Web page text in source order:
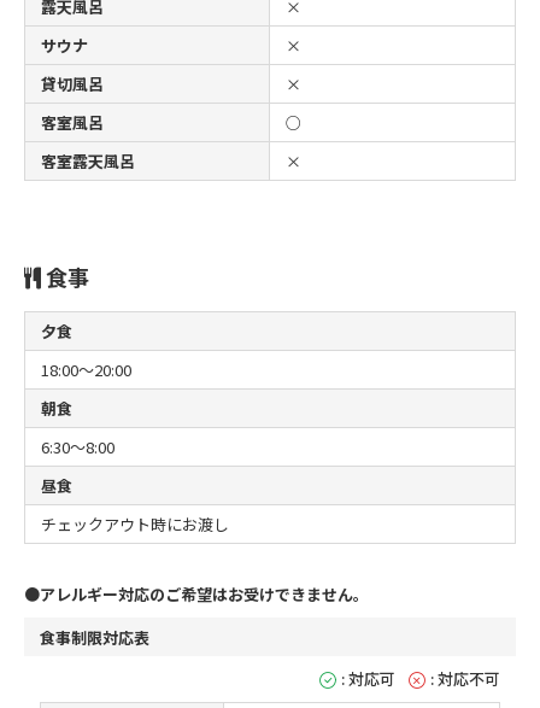
露天風呂
×
サウナ
×
貸切風呂
×
客室風呂
○
客室露天風呂
×
食事
夕食
18:00～20:00
朝食
6:30～8:00
昼食
チェックアウト時にお渡し
●アレルギー対応のご希望はお受けできません。
食事制限対応表
: 対応可
: 対応不可